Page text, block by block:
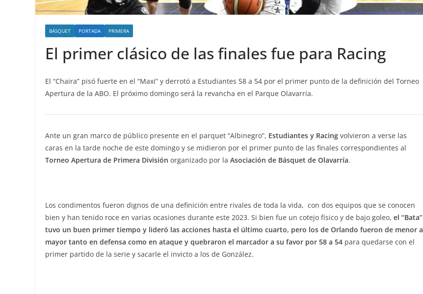
BÁSQUET PORTADA PRIMERA
El primer clásico de las finales fue para Racing
El “Chaira” pisó fuerte en el “Maxi” y derrotó a Estudiantes 58 a 54 por el primer punto de la definición del Torneo
Apertura de la ABO. El próximo domingo será la revancha en el Parque Olavarría.
Ante un gran marco de público presente en el parquet “Albinegro”, Estudiantes y Racing volvieron a verse las
caras en la tarde noche de este domingo y se midieron por el primer punto de las finales correspondientes al
Torneo Apertura de Primera División organizado por la Asociación de Básquet de Olavarría.
Los condimentos fueron dignos de una definición entre rivales de toda la vida, con dos equipos que se conocen
bien y han tenido roce en varias ocasiones durante este 2023. Si bien fue un cotejo físico y de bajo goleo, el “Bata”
tuvo un buen primer tiempo y lideró las acciones hasta el último cuarto, pero los de Orlando fueron de menor a
mayor tanto en defensa como en ataque y quebraron el marcador a su favor por 58 a 54 para quedarse con el
primer partido de la serie y sacarle el invicto a los de González.